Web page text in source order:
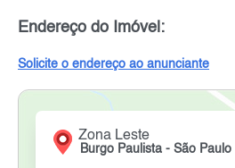
Endereço do Imóvel:
Solicite o endereço ao anunciante
Zona Leste
Burgo Paulista - São Paulo